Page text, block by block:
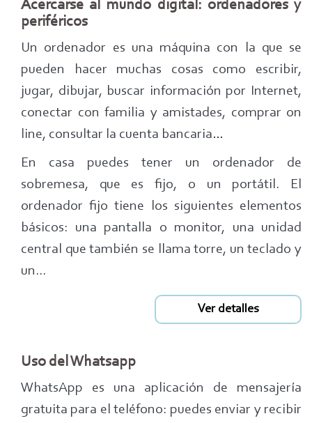
Acercarse al mundo digital: ordenadores y
periféricos
Un ordenador es una máquina con la que se
pueden hacer muchas cosas como escribir,
jugar, dibujar, buscar información por Internet,
conectar con familia y amistades, comprar on
line, consultar la cuenta bancaria…
En casa puedes tener un ordenador de
sobremesa, que es fijo, o un portátil. El
ordenador fijo tiene los siguientes elementos
básicos: una pantalla o monitor, una unidad
central que también se llama torre, un teclado y
un...
Ver detalles
Uso del Whatsapp
WhatsApp es una aplicación de mensajería
gratuita para el teléfono: puedes enviar y recibir